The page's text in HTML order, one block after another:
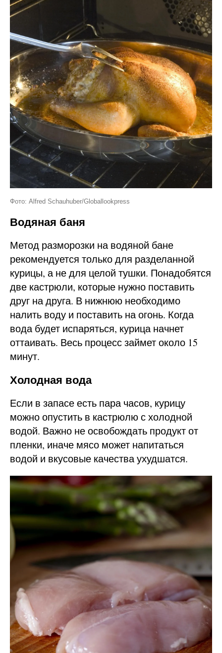
Фото: Alfred Schauhuber/Globallookpress
Водяная баня
Метод разморозки на водяной бане
рекомендуется только для разделанной
курицы, а не для целой тушки. Понадобятся
две кастрюли, которые нужно поставить
друг на друга. В нижнюю необходимо
налить воду и поставить на огонь. Когда
вода будет испаряться, курица начнет
оттаивать. Весь процесс займет около 15
минут.
Холодная вода
Если в запасе есть пара часов, курицу
можно опустить в кастрюлю с холодной
водой. Важно не освобождать продукт от
пленки, иначе мясо может напитаться
водой и вкусовые качества ухудшатся.